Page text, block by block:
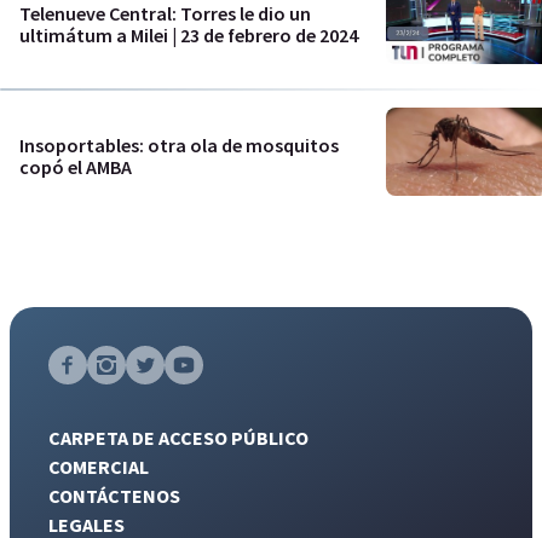
Telenueve Central: Torres le dio un
ultimátum a Milei | 23 de febrero de 2024
Insoportables: otra ola de mosquitos
copó el AMBA
CARPETA DE ACCESO PÚBLICO
COMERCIAL
CONTÁCTENOS
LEGALES